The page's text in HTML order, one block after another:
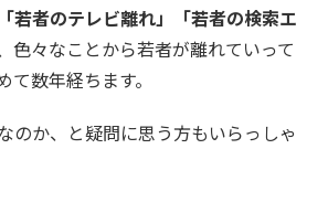
若者のテレビ離れ」「若者の検索エ
色々なことから若者が離れていって
て数年経ちます。
のか、と疑問に思う方もいらっしゃ